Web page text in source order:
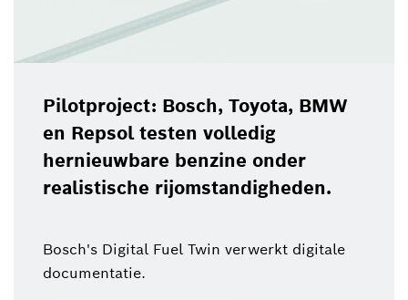
Pilotproject: Bosch, Toyota, BMW
en Repsol testen volledig
hernieuwbare benzine onder
realistische rijomstandigheden.
Bosch's Digital Fuel Twin verwerkt digitale
documentatie.